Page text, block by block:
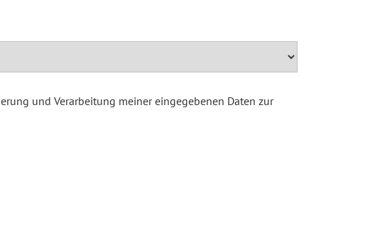
und Verarbeitung meiner eingegebenen Daten zur